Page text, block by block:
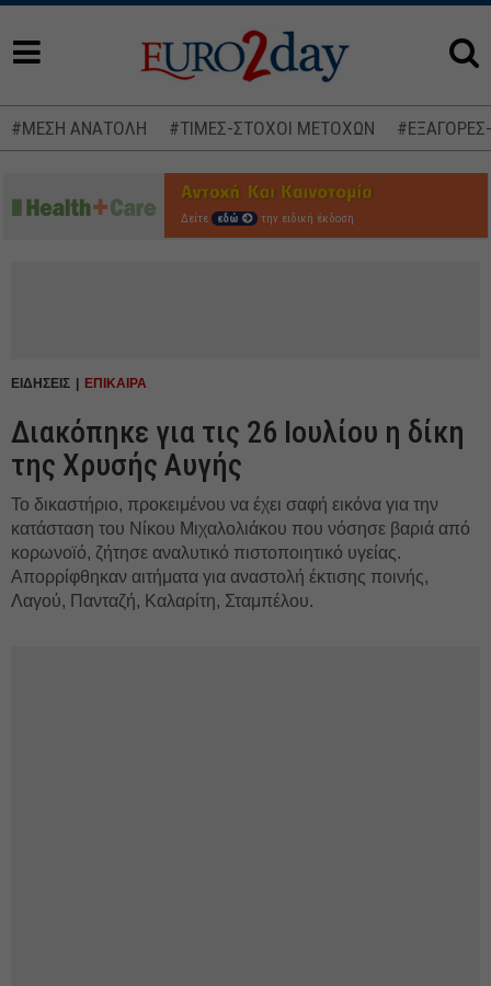
#ΜΕΣΗ ΑΝΑΤΟΛΗ #ΤΙΜΕΣ-ΣΤΟΧΟΙ ΜΕΤΟΧΩΝ
Δείτε εδώ την ειδική έκδοση
ΕΙΔΗΣΕΙΣ ΕΠΙΚΑΙΡΑ
Διακόπηκε για τις 26 Ιουλίου η δίκη
της Χρυσής Αυγής
Το δικαστήριο, προκειμένου να έχει σαφή εικόνα για την
κατάσταση του Νίκου Μιχαλολιάκου που νόσησε βαριά από
κορωνοϊό, ζήτησε αναλυτικό πιστοποιητικό υγείας.
Απορρίφθηκαν αιτήματα για αναστολή έκτισης ποινής,
Λαγού, Πανταζή, Καλαρίτη, Σταμπέλου.